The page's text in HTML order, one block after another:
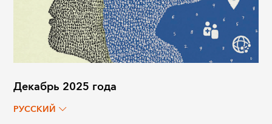
Декабрь 2025 года
РУССКИЙ